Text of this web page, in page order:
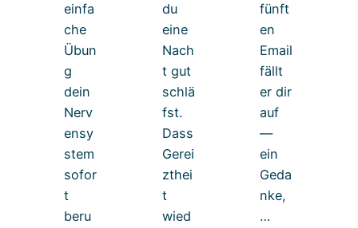
einfa
che
Übun
g
dein
Nerv
ensy
stem
sofor
t
beru
du
eine
Nach
t gut
schlä
fst.
Dass
Gerei
zthei
t
wied
fünft
en
Email
fällt
er dir
auf
—
ein
Geda
nke,
…